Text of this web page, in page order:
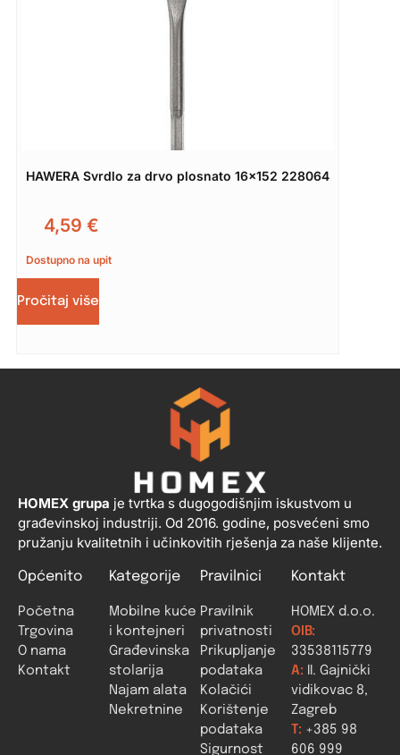
HAWERA Svrdlo za drvo plosnato 16×152 228064
4,59 €
Dostupno na upit
Pročitaj više
HOMEX grupa je tvrtka s dugogodišnjim iskustvom u
građevinskoj industriji. Od 2016. godine, posvećeni smo
pružanju kvalitetnih i učinkovitih rješenja za naše klijente.
Općenito
Početna
Trgovina
O nama
Kontakt
Kategorije
Mobilne kuće
i kontejneri
Građevinska
stolarija
Najam alata
Nekretnine
Pravilnici
Pravilnik
privatnosti
Prikupljanje
podataka
Kolačići
Korištenje
podataka
Sigurnost
Kontakt
HOMEX d.o.o.
OIB:
33538115779
A: II. Gajnički
vidikovac 8,
Zagreb
T: +385 98
606 999